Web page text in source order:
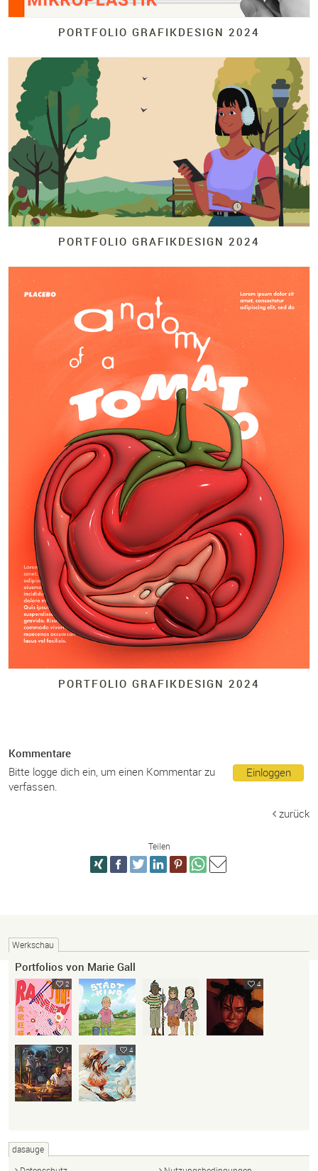
PORTFOLIO GRAFIKDESIGN 2024
PORTFOLIO GRAFIKDESIGN 2024
PORTFOLIO GRAFIKDESIGN 2024
Kommentare
Einloggen
Bitte logge dich ein, um einen Kommentar zu
verfassen.
zurück
Teilen
Werkschau
Portfolios von Marie Gall
2 4
1 4
dasauge